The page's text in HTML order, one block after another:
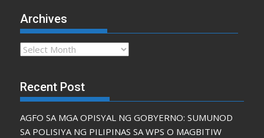
Archives
Archives
Recent Post
AGFO SA MGA OPISYAL NG GOBYERNO: SUMUNOD
SA POLISIYA NG PILIPINAS SA WPS O MAGBITIW